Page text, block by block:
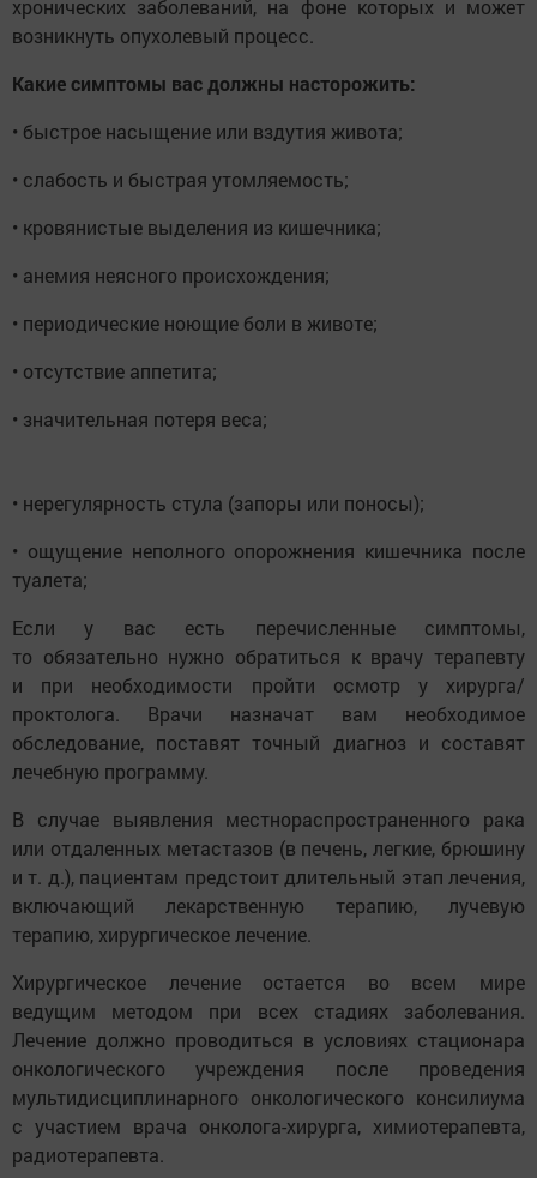
хронических заболеваний, на фоне которых и может
возникнуть опухолевый процесс.
Какие симптомы вас должны насторожить:
• быстрое насыщение или вздутия живота;
• слабость и быстрая утомляемость;
• кровянистые выделения из кишечника;
• анемия неясного происхождения;
• периодические ноющие боли в животе;
• отсутствие аппетита;
• значительная потеря веса;
• нерегулярность стула (запоры или поносы);
• ощущение неполного опорожнения кишечника после
туалета;
Если у вас есть перечисленные симптомы,
то обязательно нужно обратиться к врачу терапевту
и при необходимости пройти осмотр у хирурга/
проктолога. Врачи назначат вам необходимое
обследование, поставят точный диагноз и составят
лечебную программу.
В случае выявления местнораспространенного рака
или отдаленных метастазов (в печень, легкие, брюшину
и т. д.), пациентам предстоит длительный этап лечения,
включающий лекарственную терапию, лучевую
терапию, хирургическое лечение.
Хирургическое лечение остается во всем мире
ведущим методом при всех стадиях заболевания.
Лечение должно проводиться в условиях стационара
онкологического учреждения после проведения
мультидисциплинарного онкологического консилиума
с участием врача онколога-хирурга, химиотерапевта,
радиотерапевта.